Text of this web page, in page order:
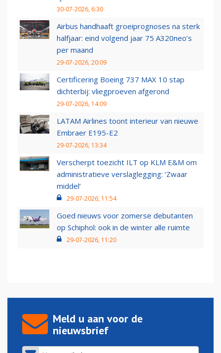
30-07-2026, 6:30
Airbus handhaaft groeiprognoses na sterk
halfjaar: eind volgend jaar 75 A320neo’s
per maand
29-07-2026, 20:09
Certificering Boeing 737 MAX 10 stap
dichterbij: vliegproeven afgerond
29-07-2026, 14:09
LATAM Airlines toont interieur van nieuwe
Embraer E195-E2
29-07-2026, 13:34
Verscherpt toezicht ILT op KLM E&M om
administratieve verslaglegging: ‘Zwaar
middel’
29-07-2026, 11:54
Goed nieuws voor zomerse debutanten
op Schiphol: ook in de winter alle ruimte
29-07-2026, 11:20
Meld u aan voor de
nieuwsbrief